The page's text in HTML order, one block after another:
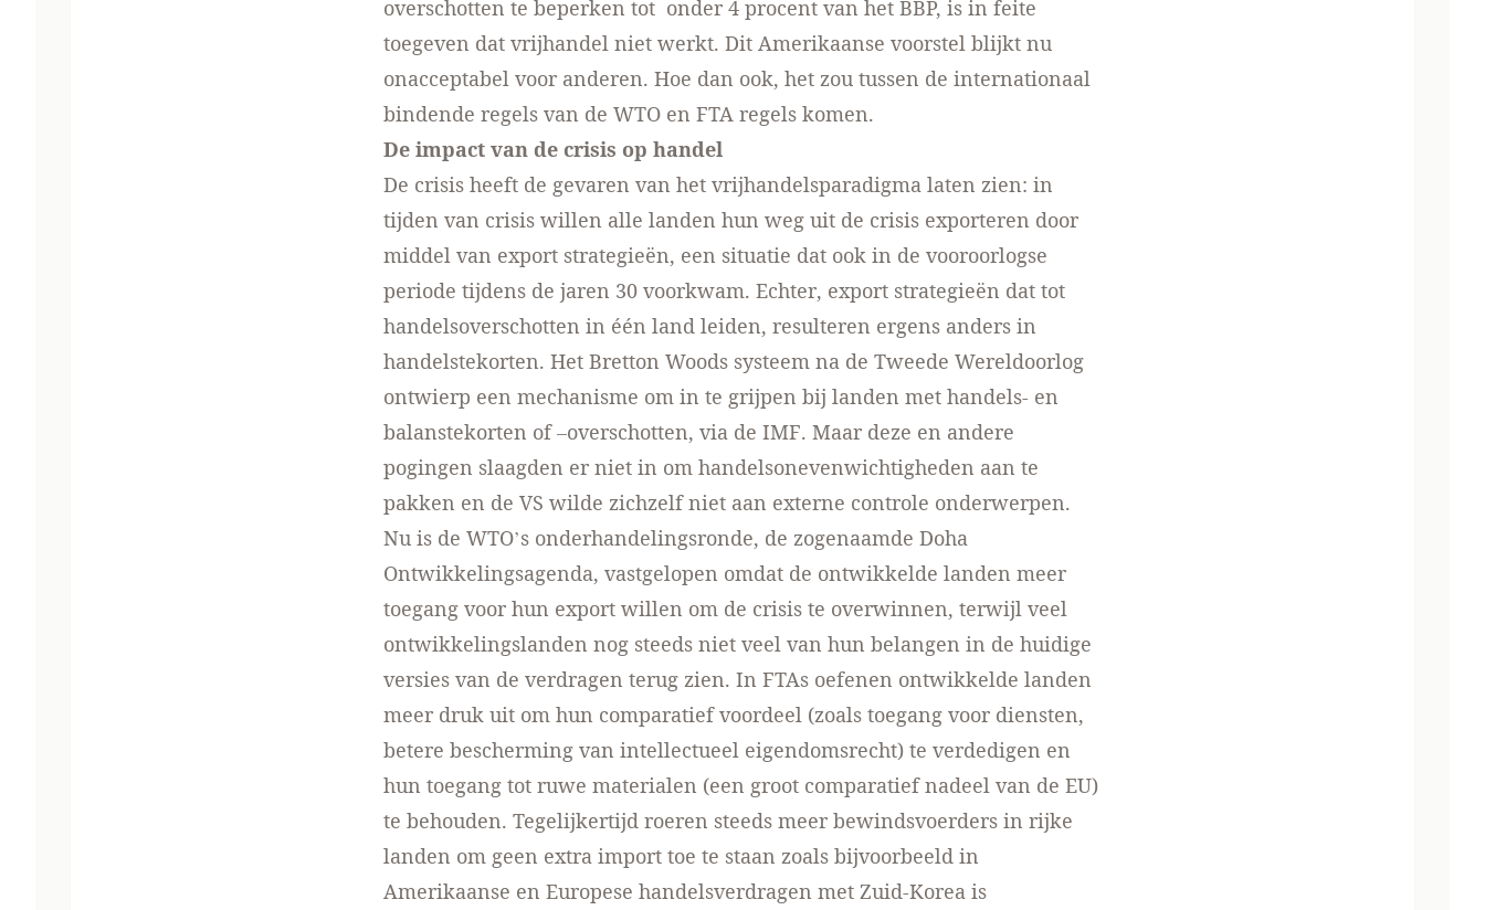
overschotten te beperken tot onder 4 procent van het BBP, is in feite
toegeven dat vrijhandel niet werkt. Dit Amerikaanse voorstel blijkt nu
onacceptabel voor anderen. Hoe dan ook, het zou tussen de internationaal
bindende regels van de WTO en FTA regels komen.
De impact van de crisis op handel
De crisis heeft de gevaren van het vrijhandelsparadigma laten zien: in
tijden van crisis willen alle landen hun weg uit de crisis exporteren door
middel van export strategieën, een situatie dat ook in de vooroorlogse
periode tijdens de jaren 30 voorkwam. Echter, export strategieën dat tot
handelsoverschotten in één land leiden, resulteren ergens anders in
handelstekorten. Het Bretton Woods systeem na de Tweede Wereldoorlog
ontwierp een mechanisme om in te grijpen bij landen met handels- en
balanstekorten of –overschotten, via de IMF. Maar deze en andere
pogingen slaagden er niet in om handelsonevenwichtigheden aan te
pakken en de VS wilde zichzelf niet aan externe controle onderwerpen.
Nu is de WTO’s onderhandelingsronde, de zogenaamde Doha
Ontwikkelingsagenda, vastgelopen omdat de ontwikkelde landen meer
toegang voor hun export willen om de crisis te overwinnen, terwijl veel
ontwikkelingslanden nog steeds niet veel van hun belangen in de huidige
versies van de verdragen terug zien. In FTAs oefenen ontwikkelde landen
meer druk uit om hun comparatief voordeel (zoals toegang voor diensten,
betere bescherming van intellectueel eigendomsrecht) te verdedigen en
hun toegang tot ruwe materialen (een groot comparatief nadeel van de EU)
te behouden. Tegelijkertijd roeren steeds meer bewindsvoerders in rijke
landen om geen extra import toe te staan zoals bijvoorbeeld in
Amerikaanse en Europese handelsverdragen met Zuid-Korea is